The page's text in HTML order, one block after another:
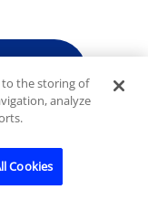
to the storing of
analyze
Cookies